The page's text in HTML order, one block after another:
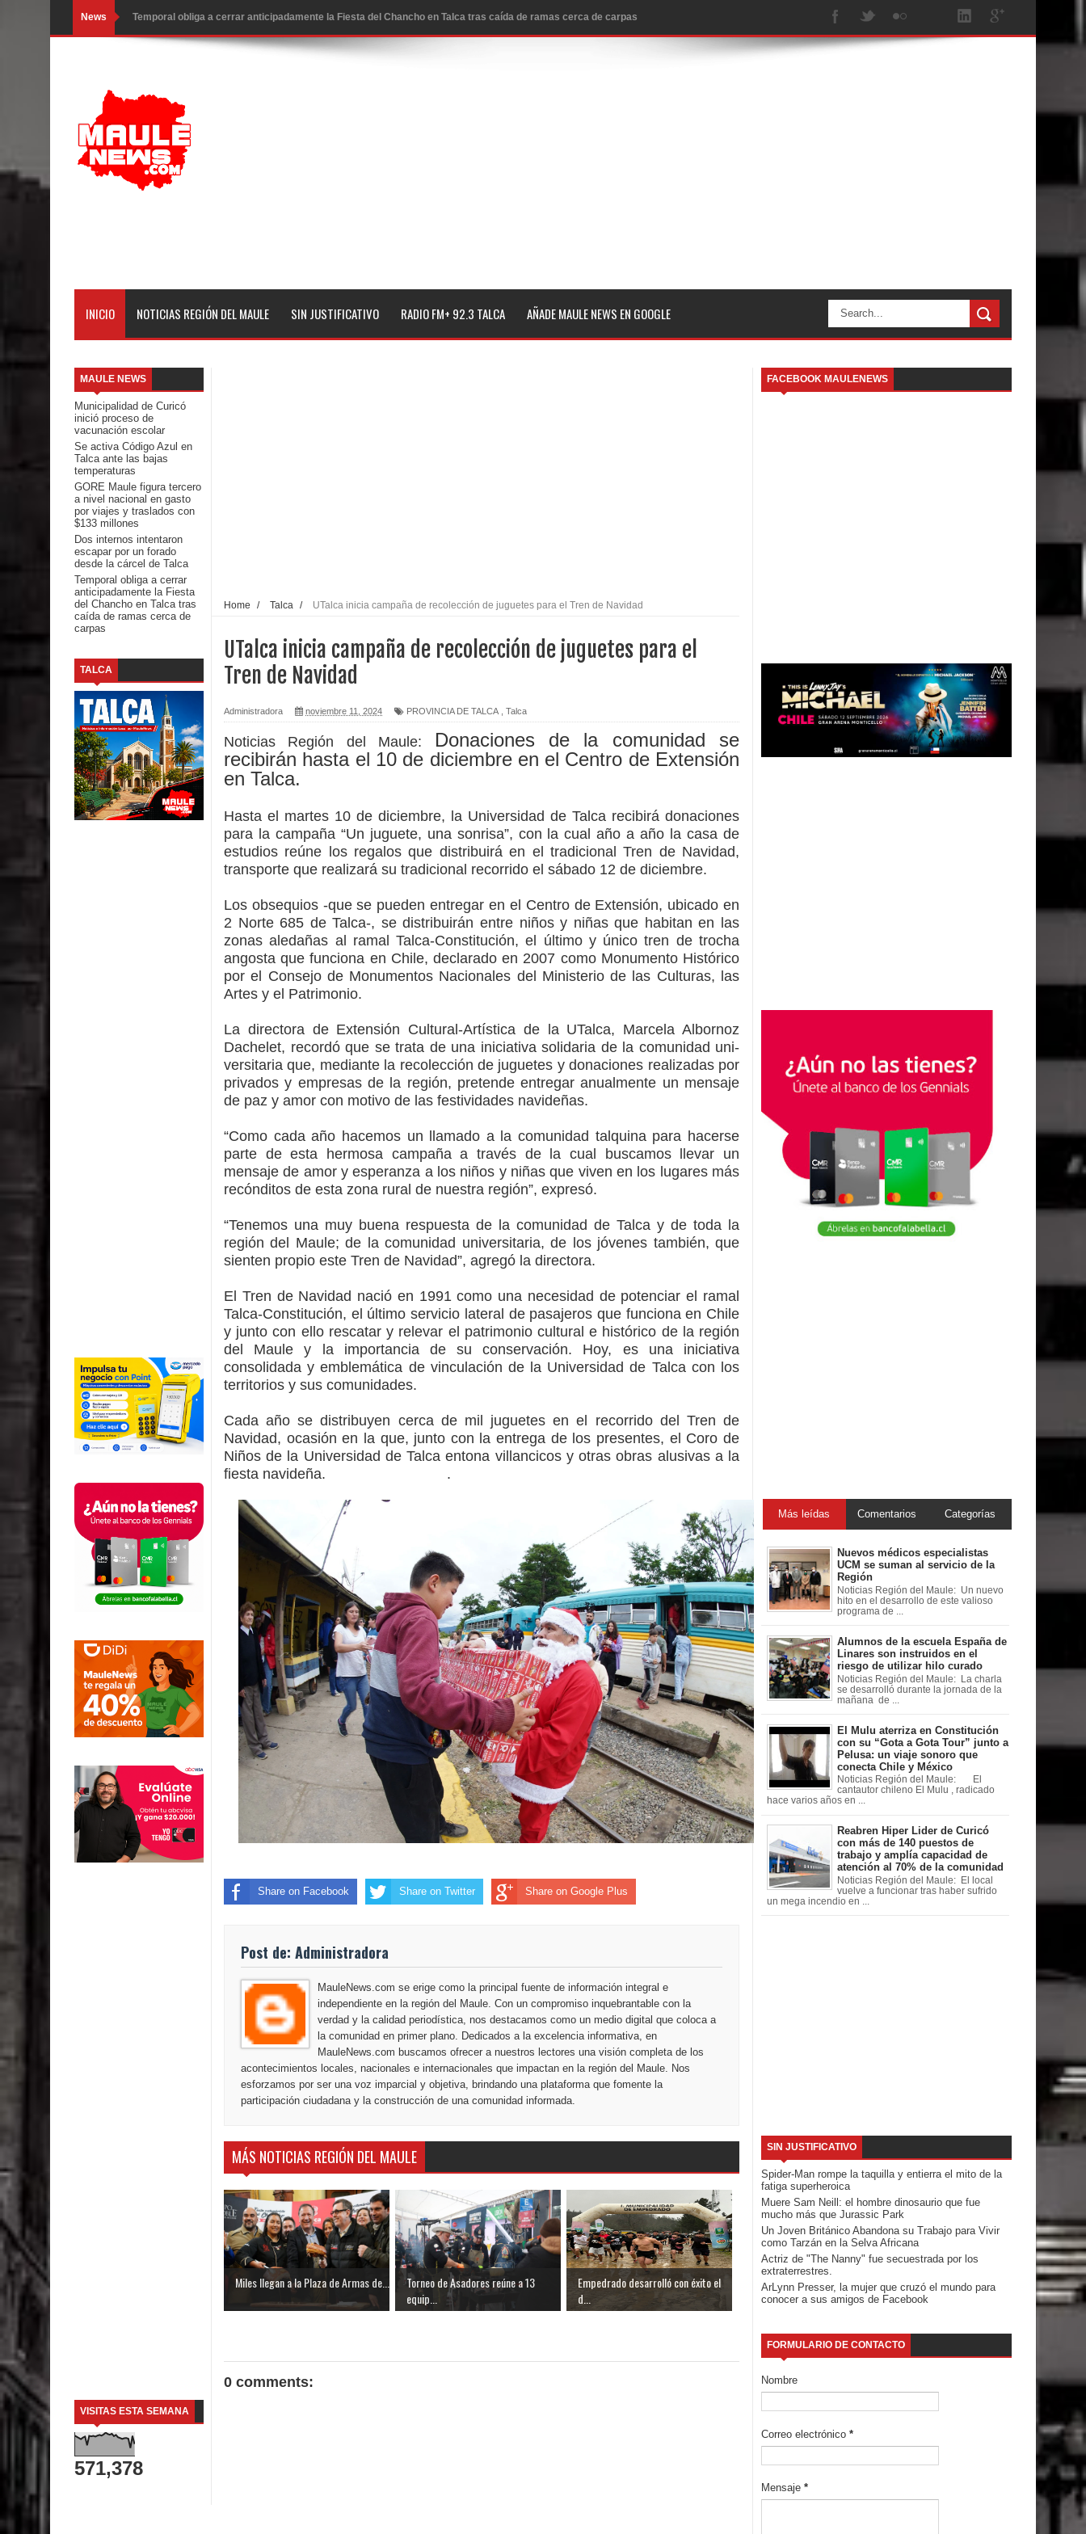
News Temporal obliga a cerrar anticipadamente la Fiesta del Chancho en Talca tras caída de ramas cerca de carpas
Miles llegan a la Plaza de Armas de Talca en el inicio de la Fiesta del Chancho 2026
Alerta por hantavirus: expertos piden reforzar medidas y consulta oportuna
Matrimonios Linarenses Celebraron Bodas de Oro
Departamento Comunal de Salud de Curicó desarrollará jornada de vacunación contra la Influenza y otros
Banda linarense Los Remembers regresa de Brasil tras impulsar un intercambio musical y pedagógico con
comunidades escolares
Mario Meza endurece críticas contra ministra de Salud por dejar fuera a Linares: “No dará la cara”
Seremi de Desarrollo Social y Familia mantiene despliegue para apoyar a niños y adolescentes durante la
emergencia.
Del anime al K-pop: especialistas U. de Chile analizan el creciente interés por las culturas japonesa y coreana
Renuncia del seremi Minvu en el Maule golpea al Gobierno en medio de denuncias por viviendas sociales en
Talca
Diputado Jorge Guzmán rechaza proyecto de interconexión eléctrica en la alta cordillera del Maule por su
INDAP entregó $189 millones en incentivos a usuarios de PRODESAL de la provincia de Linares
Municipalidad de Curicó apuesta a la innovación en tecnología educativa con nuevas pantallas interactivas del
Colegio El Boldo
Municipalidad de Curicó inició proceso de vacunación escolar
Se activa Código Azul en Talca ante las bajas temperaturas
GORE Maule figura tercero a nivel nacional en gasto por viajes y traslados con $133 millones
Dos internos intentaron escapar por un forado desde la cárcel de Talca
INICIO NOTICIAS REGIÓN DEL MAULE SIN JUSTIFICATIVO RADIO FM+ 92.3 TALCA AÑADE MAULE NEWS EN GOOGLE
MAULE NEWS
Municipalidad de Curicó
inició proceso de
vacunación escolar
Se activa Código Azul en
Talca ante las bajas
temperaturas
GORE Maule figura tercero
a nivel nacional en gasto
por viajes y traslados con
$133 millones
Dos internos intentaron
escapar por un forado
desde la cárcel de Talca
Temporal obliga a cerrar
anticipadamente la Fiesta
del Chancho en Talca tras
caída de ramas cerca de
carpas
TALCA
VISITAS ESTA SEMANA
571,378
Home / Talca / UTalca inicia campaña de recolección de juguetes para el Tren de Navidad
UTalca inicia campaña de recolección de juguetes para el
Tren de Navidad
Administradora noviembre 11, 2024 PROVINCIA DE TALCA Talca
Noticias Región del Maule:
Donaciones de la comunidad se
recibirán hasta el 10 de diciembre en el Centro de Extensión
en Talca.
Hasta el martes 10 de diciembre, la Universidad de Talca recibirá donaciones
para la campaña “Un juguete, una sonrisa”, con la cual año a año la casa de
estudios reúne los regalos que distribuirá en el tradicional Tren de Navidad,
transporte que realizará su tradicional recorrido el sábado 12 de diciembre.
Los obsequios -que se pueden entregar en el Centro de Extensión, ubicado en
2 Norte 685 de Talca-, se distribuirán entre niños y niñas que habitan en las
zonas aledañas al ramal Talca-Constitución, el último y único tren de trocha
angosta que funciona en Chile, declarado en 2007 como Monumento Histórico
por el Consejo de Monumentos Nacionales del Ministerio de las Culturas, las
Artes y el Patrimonio.
La directora de Extensión Cultural-Artística de la UTalca, Marcela Albornoz
Dachelet, recordó que se trata de una iniciativa solidaria de la comunidad uni­
versitaria que, mediante la recolección de juguetes y donaciones realizadas por
privados y empresas de la región, pretende entregar anualmente un mensaje
de paz y amor con motivo de las festividades navideñas.
“Como cada año hacemos un llamado a la comunidad talquina para hacerse
parte de esta hermosa campaña a través de la cual buscamos llevar un
mensaje de amor y esperanza a los niños y niñas que viven en los lugares más
recónditos de esta zona rural de nuestra región”, expresó.
“Tenemos una muy buena respuesta de la comunidad de Talca y de toda la
región del Maule; de la comunidad universitaria, de los jóvenes también, que
sienten propio este Tren de Navidad”, agregó la directora.
El Tren de Navidad nació en 1991 como una necesidad de potenciar el ramal
Talca-Constitución, el último servicio lateral de pasajeros que funciona en Chile
y junto con ello rescatar y relevar el patrimonio cultural e histórico de la región
del Maule y la importancia de su conservación. Hoy, es una iniciativa
consolidada y emblemática de vinculación de la Universidad de Talca con los
territorios y sus comunidades.
Cada año se distribuyen cerca de mil juguetes en el recorrido del Tren de
Navidad, oca­sión en la que, junto con la entrega de los presentes, el Coro de
Niños de la Universidad de Talca entona villancicos y otras obras alusi­vas a la
fiesta navideña. .
Share on Facebook Share on Twitter Share on Google Plus
Post de: Administradora
MauleNews.com se erige como la principal fuente de información integral e
independiente en la región del Maule. Con un compromiso inquebrantable con la
verdad y la calidad periodística, nos destacamos como un medio digital que coloca a
la comunidad en primer plano. Dedicados a la excelencia informativa, en
MauleNews.com buscamos ofrecer a nuestros lectores una visión completa de los
acontecimientos locales, nacionales e internacionales que impactan en la región del Maule. Nos
esforzamos por ser una voz imparcial y objetiva, brindando una plataforma que fomente la
participación ciudadana y la construcción de una comunidad informada.
MÁS NOTICIAS REGIÓN DEL MAULE
Miles llegan a la Plaza de Armas de...
Torneo de Asadores reúne a 13
equip...
Empedrado desarrolló con éxito el
d...
0 comments:
FACEBOOK MAULENEWS
Más leídas Comentarios Categorías
Nuevos médicos especialistas
UCM se suman al servicio de la
Región
Noticias Región del Maule: Un nuevo
hito en el desarrollo de este valioso
programa de ...
Alumnos de la escuela España de
Linares son instruidos en el
riesgo de utilizar hilo curado
Noticias Región del Maule: La charla
se desarrolló durante la jornada de la
mañana de ...
El Mulu aterriza en Constitución
con su “Gota a Gota Tour” junto a
Pelusa: un viaje sonoro que
conecta Chile y México
Noticias Región del Maule: El
cantautor chileno El Mulu , radicado
hace varios años en ...
Reabren Hiper Lider de Curicó
con más de 140 puestos de
trabajo y amplía capacidad de
atención al 70% de la comunidad
Noticias Región del Maule: El local
vuelve a funcionar tras haber sufrido
un mega incendio en ...
SIN JUSTIFICATIVO
Spider-Man rompe la taquilla y entierra el mito de la
fatiga superheroica
Muere Sam Neill: el hombre dinosaurio que fue
mucho más que Jurassic Park
Un Joven Británico Abandona su Trabajo para Vivir
como Tarzán en la Selva Africana
Actriz de "The Nanny" fue secuestrada por los
extraterrestres.
ArLynn Presser, la mujer que cruzó el mundo para
conocer a sus amigos de Facebook
FORMULARIO DE CONTACTO
Nombre
Correo electrónico *
Mensaje *